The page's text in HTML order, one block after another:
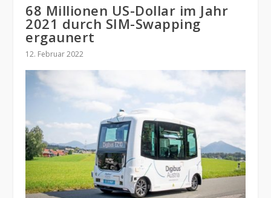
68 Millionen US-Dollar im Jahr
2021 durch SIM-Swapping
ergaunert
12. Februar 2022